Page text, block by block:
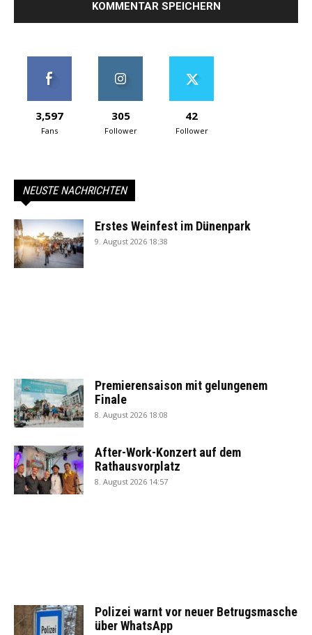
3,597
Fans
305
Follower
42
Follower
NEUSTE NACHRICHTEN
Erstes Weinfest im Dünenpark
9. August 2026 18:38
Premierensaison mit gelungenem
Finale
8. August 2026 18:08
After-Work-Konzert auf dem
Rathausvorplatz
8. August 2026 14:57
Polizei warnt vor neuer Betrugsmasche
über WhatsApp